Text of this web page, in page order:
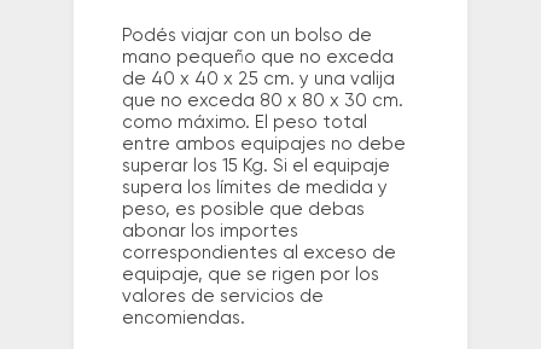
Podés viajar con un bolso de
mano pequeño que no exceda
de 40 x 40 x 25 cm. y una valija
que no exceda 80 x 80 x 30 cm.
como máximo. El peso total
entre ambos equipajes no debe
superar los 15 Kg. Si el equipaje
supera los límites de medida y
peso, es posible que debas
abonar los importes
correspondientes al exceso de
equipaje, que se rigen por los
valores de servicios de
encomiendas.